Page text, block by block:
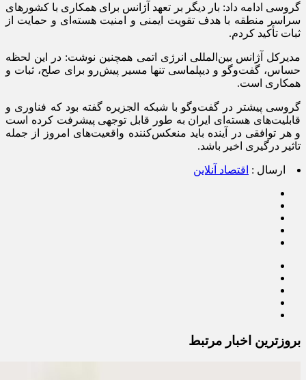
گروسی ادامه داد: بار دیگر بر تعهد آژانس برای همکاری با کشور‌های
سراسر منطقه با هدف تقویت ایمنی و امنیت هسته‌ای و حمایت از
ثبات تأکید کردم.
مدیرکل آژانس بین‌المللی انرژی اتمی همچنین نوشت: در این لحظه
حساس، گفت‌و‌گو و دیپلماسی تنها مسیر پیش‌رو برای صلح، ثبات و
همکاری است.
گروسی پیشتر در گفت‌و‌گو با شبکه الجزیره گفته بود که فناوری و
قابلیت‌های هسته‌ای ایران به طور قابل توجهی پیشرفت کرده است
و هر توافقی در آینده باید منعکس‌کننده واقعیت‌های امروز از جمله
تاثیر درگیری اخیر باشد.
ارسال : اقتصاد آنلاین
بروزترین اخبار مرتبط